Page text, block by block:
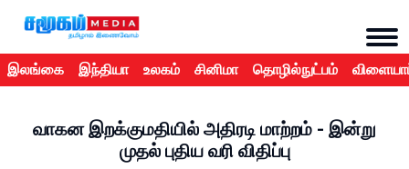
இலங்கை இந்தியா உலகம் சினிமா தொழில்நுட்பம்
வாகன இறக்குமதியில் அதிரடி மாற்றம் - இன்று
முதல் புதிய வரி விதிப்பு